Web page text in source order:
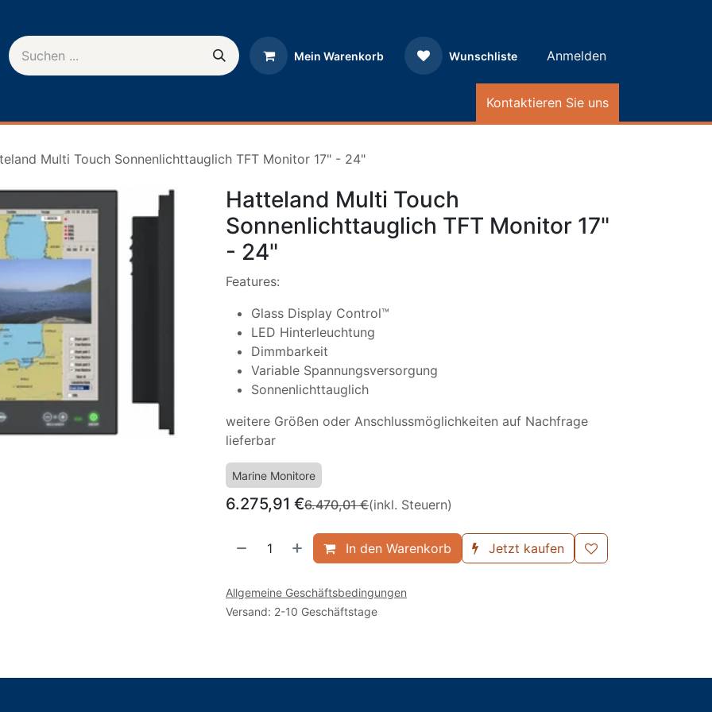
Mein Warenkorb Wunschliste Anmelden
Kontaktieren Sie uns
Multi Touch Sonnenlichttauglich TFT Monitor 17" - 24"
Hatteland Multi Touch
Sonnenlichttauglich TFT Monitor 17"
- 24"
Features:
Glass Display Control™
LED Hinterleuchtung
Dimmbarkeit
Variable Spannungsversorgung
Sonnenlichttauglich
weitere Größen oder Anschlussmöglichkeiten auf Nachfrage
lieferbar
Marine Monitore
6.275,91 €6.470,01€(inkl. Steuern)
In den Warenkorb Jetzt kaufen
Allgemeine Geschäftsbedingungen
Versand: 2-10 Geschäftstage